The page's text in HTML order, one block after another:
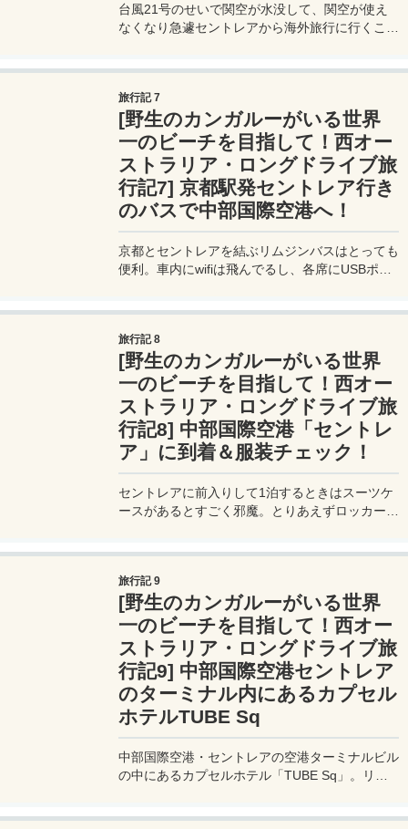
台風21号のせいで関空が水没して、関空が使え
なくなり急遽セントレアから海外旅行に行くこと
旅行記 7
[野生のカンガルーがいる世界
一のビーチを目指して！西オー
ストラリア・ロングドライブ旅
行記7] 京都駅発セントレア行き
のバスで中部国際空港へ！
京都とセントレアを結ぶリムジンバスはとっても
便利。車内にwifiは飛んでるし、各席にUSBポー
旅行記 8
[野生のカンガルーがいる世界
一のビーチを目指して！西オー
ストラリア・ロングドライブ旅
行記8] 中部国際空港「セントレ
ア」に到着＆服装チェック！
セントレアに前入りして1泊するときはスーツケ
ースがあるとすごく邪魔。とりあえずロッカーを
旅行記 9
[野生のカンガルーがいる世界
一のビーチを目指して！西オー
ストラリア・ロングドライブ旅
行記9] 中部国際空港セントレア
のターミナル内にあるカプセル
ホテルTUBE Sq
中部国際空港・セントレアの空港ターミナルビル
の中にあるカプセルホテル「TUBE Sq」。リー